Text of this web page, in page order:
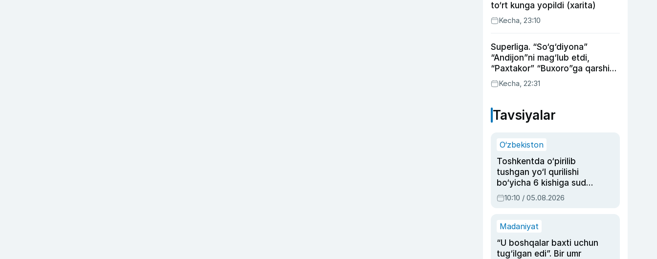
to‘rt kunga yopildi (xarita)
Kecha, 23:10
Superliga. “So‘g‘diyona”
“Andijon”ni mag‘lub etdi,
“Paxtakor” “Buxoro”ga qarshi
bahsda g‘alabani qo‘ldan
chiqardi
Kecha, 22:31
Tavsiyalar
O‘zbekiston
Toshkentda o‘pirilib
tushgan yo‘l qurilishi
bo‘yicha 6 kishiga sud
hukmi o‘qildi
10:10 / 05.08.2026
Madaniyat
“U boshqalar baxti uchun
tug‘ilgan edi”. Bir umr